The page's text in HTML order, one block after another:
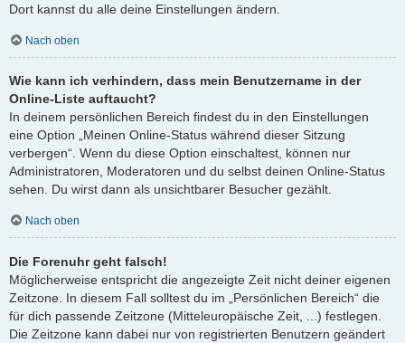
Dort kannst du alle deine Einstellungen ändern.
Nach oben
Wie kann ich verhindern, dass mein Benutzername in der
Online-Liste auftaucht?
In deinem persönlichen Bereich findest du in den Einstellungen
eine Option „Meinen Online-Status während dieser Sitzung
verbergen“. Wenn du diese Option einschaltest, können nur
Administratoren, Moderatoren und du selbst deinen Online-Status
sehen. Du wirst dann als unsichtbarer Besucher gezählt.
Nach oben
Die Forenuhr geht falsch!
Möglicherweise entspricht die angezeigte Zeit nicht deiner eigenen
Zeitzone. In diesem Fall solltest du im „Persönlichen Bereich“ die
für dich passende Zeitzone (Mitteleuropäische Zeit, ...) festlegen.
Die Zeitzone kann dabei nur von registrierten Benutzern geändert